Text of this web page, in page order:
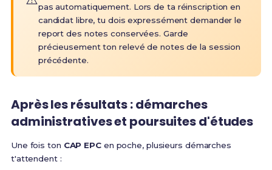
pas automatiquement. Lors de ta réinscription en
candidat libre, tu dois expressément demander le
report des notes conservées. Garde
précieusement ton relevé de notes de la session
précédente.
Après les résultats : démarches
administratives et poursuites d'études
Une fois ton CAP EPCen poche, plusieurs démarches
t'attendent :